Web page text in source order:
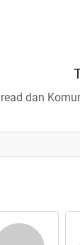
dan